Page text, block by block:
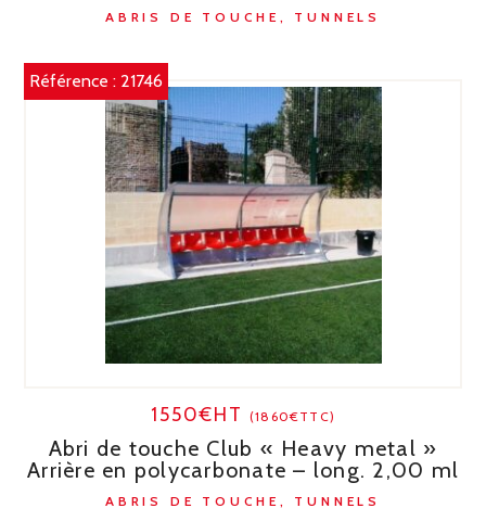
ABRIS DE TOUCHE, TUNNELS
Référence : 21746
1550€HT (1860€TTC)
Abri de touche Club « Heavy metal »
Arrière en polycarbonate – long. 2,00 ml
ABRIS DE TOUCHE, TUNNELS